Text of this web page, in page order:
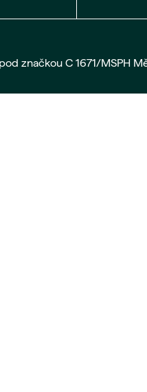
značkou C 1671/MSPH